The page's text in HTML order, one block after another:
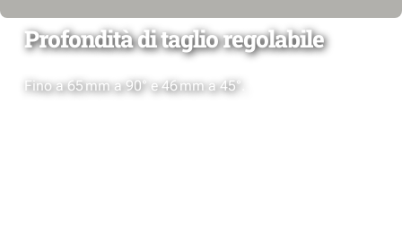
Profondità di taglio regolabile
Fino a 65 mm a 90° e 46 mm a 45°.